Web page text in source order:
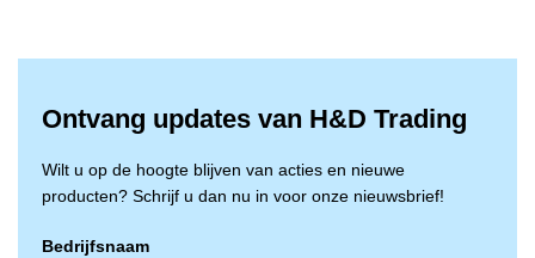
Ontvang updates van H&D Trading
Wilt u op de hoogte blijven van acties en nieuwe
producten? Schrijf u dan nu in voor onze nieuwsbrief!
Bedrijfsnaam